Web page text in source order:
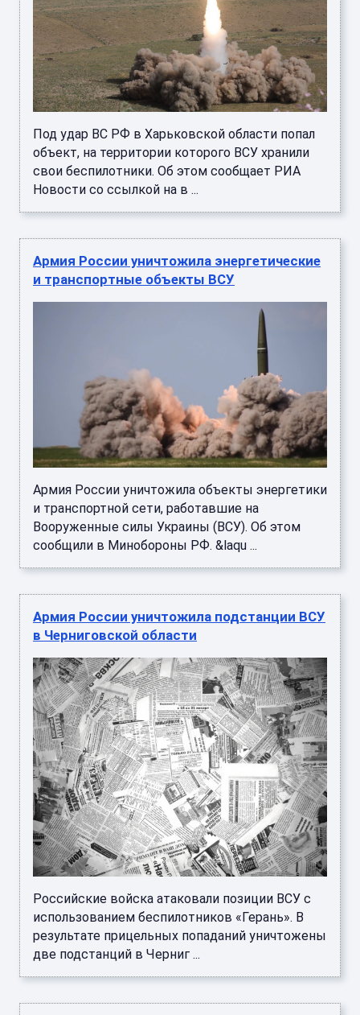
Под удар ВС РФ в Харьковской области попал
объект, на территории которого ВСУ хранили
свои беспилотники. Об этом сообщает РИА
Новости со ссылкой на в ...
Армия России уничтожила энергетические
и транспортные объекты ВСУ
Армия России уничтожила объекты энергетики
и транспортной сети, работавшие на
Вооруженные силы Украины (ВСУ). Об этом
сообщили в Минобороны РФ. &laqu ...
Армия России уничтожила подстанции ВСУ
в Черниговской области
Российские войска атаковали позиции ВСУ с
использованием беспилотников «Герань». В
результате прицельных попаданий уничтожены
две подстанций в Черниг ...